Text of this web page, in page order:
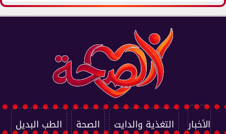
الأخبار التغذية والدايت الصحة الطب البديل